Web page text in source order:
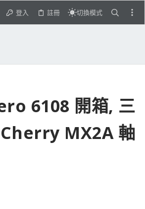
登入 註冊 切換模式
6108 開箱, 三
MX2A 軸